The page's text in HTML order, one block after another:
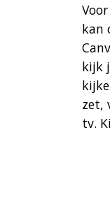
kan
kijk
zet,
tv.